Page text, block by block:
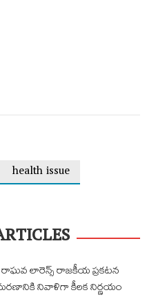
health issue
| రాఘవ లారెన్స్ రాజకీయ ప్రకటన
నివాళిగా కీలక నిర్ణయం